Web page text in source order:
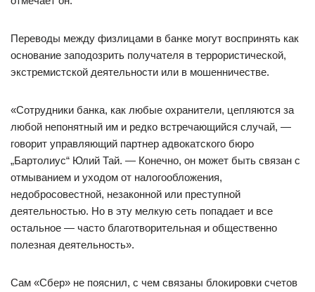
Переводы между физлицами в банке могут воспринять как
основание заподозрить получателя в террористической,
экстремистской деятельности или в мошенничестве.
«Сотрудники банка, как любые охранители, цепляются за
любой непонятный им и редко встречающийся случай, —
говорит управляющий партнер адвокатского бюро
„Бартолиус“ Юлий Тай. — Конечно, он может быть связан с
отмыванием и уходом от налогообложения,
недобросовестной, незаконной или преступной
деятельностью. Но в эту мелкую сеть попадает и все
остальное — часто благотворительная и общественно
полезная деятельность».
Сам «Сбер» не пояснил, с чем связаны блокировки счетов